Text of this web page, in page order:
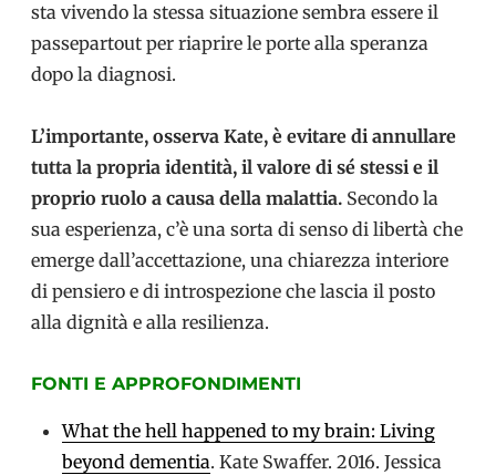
sta vivendo la stessa situazione sembra essere il
passepartout per riaprire le porte alla speranza
dopo la diagnosi.
L’importante, osserva Kate, è evitare di annullare
tutta la propria identità, il valore di sé stessi e il
proprio ruolo a causa della malattia. Secondo la
sua esperienza, c’è una sorta di senso di libertà che
emerge dall’accettazione, una chiarezza interiore
di pensiero e di introspezione che lascia il posto
alla dignità e alla resilienza.
FONTI E APPROFONDIMENTI
What the hell happened to my brain: Living
beyond dementia. Kate Swaffer. 2016. Jessica